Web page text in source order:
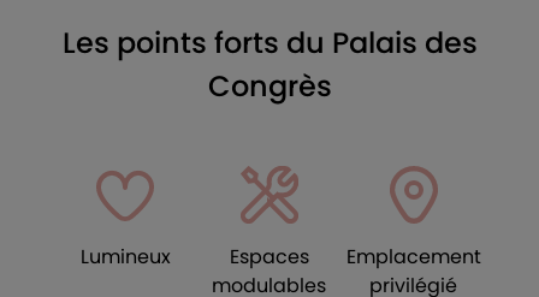
Les points forts du Palais des
Congrès
Lumineux
Espaces
modulables
Emplacement
privilégié